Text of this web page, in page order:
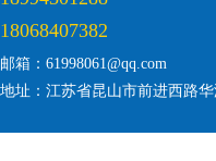
18068407382
邮箱：61998061@qq.com
地址：江苏省昆山市前进西路